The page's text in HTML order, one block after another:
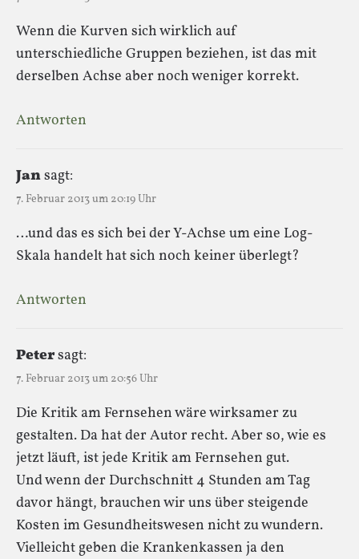
Wenn die Kurven sich wirklich auf
unterschiedliche Gruppen beziehen, ist das mit
derselben Achse aber noch weniger korrekt.
Antworten
Jansagt:
7. Februar 2013 um 20:19 Uhr
…und das es sich bei der Y-Achse um eine Log-
Skala handelt hat sich noch keiner überlegt?
Antworten
Petersagt:
7. Februar 2013 um 20:56 Uhr
Die Kritik am Fernsehen wäre wirksamer zu
gestalten. Da hat der Autor recht. Aber so, wie es
jetzt läuft, ist jede Kritik am Fernsehen gut.
Und wenn der Durchschnitt 4 Stunden am Tag
davor hängt, brauchen wir uns über steigende
Kosten im Gesundheitswesen nicht zu wundern.
Vielleicht geben die Krankenkassen ja den